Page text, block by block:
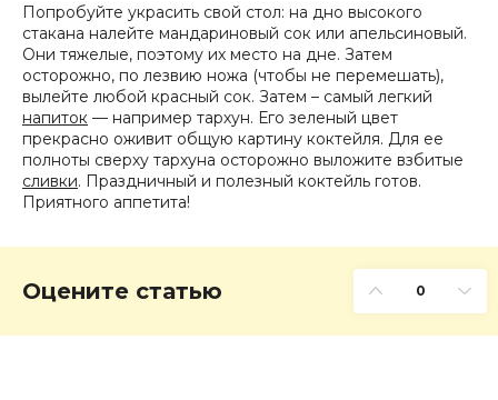
Попробуйте украсить свой стол: на дно высокого
стакана налейте мандариновый сок или апельсиновый.
Они тяжелые, поэтому их место на дне. Затем
осторожно, по лезвию ножа (чтобы не перемешать),
вылейте любой красный сок. Затем – самый легкий
напиток — например тархун. Его зеленый цвет
прекрасно оживит общую картину коктейля. Для ее
полноты сверху тархуна осторожно выложите взбитые
сливки. Праздничный и полезный коктейль готов.
Приятного аппетита!
Оцените статью 0